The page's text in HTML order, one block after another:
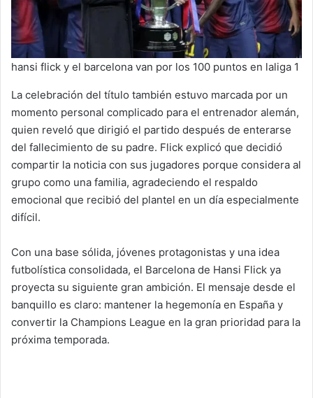
hansi flick y el barcelona van por los 100 puntos en laliga 1
La celebración del título también estuvo marcada por un
momento personal complicado para el entrenador alemán,
quien reveló que dirigió el partido después de enterarse
del fallecimiento de su padre. Flick explicó que decidió
compartir la noticia con sus jugadores porque considera al
grupo como una familia, agradeciendo el respaldo
emocional que recibió del plantel en un día especialmente
difícil.
Con una base sólida, jóvenes protagonistas y una idea
futbolística consolidada, el Barcelona de Hansi Flick ya
proyecta su siguiente gran ambición. El mensaje desde el
banquillo es claro: mantener la hegemonía en España y
convertir la Champions League en la gran prioridad para la
próxima temporada.